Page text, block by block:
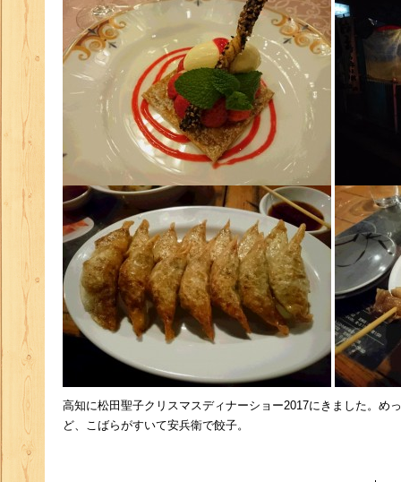
高知に松田聖子クリスマスディナーショー2017にきました。め
ど、こばらがすいて安兵衛で餃子。